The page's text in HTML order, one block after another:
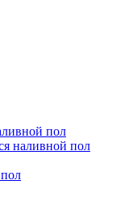
пол
наливной пол